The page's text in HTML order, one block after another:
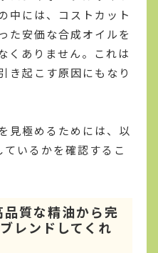
中には、コストカット
た安価な合成オイルを
くありません。これは
き起こす原因にもなり
見極めるためには、以
いるかを確認するこ
質な精油から完
レンドしてくれ